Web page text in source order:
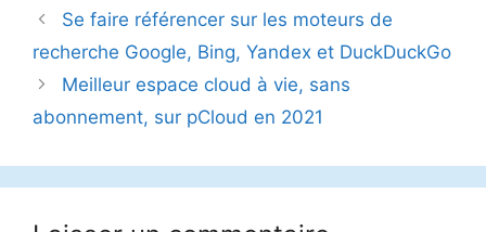
Se faire référencer sur les moteurs de
recherche Google, Bing, Yandex et DuckDuckGo
Meilleur espace cloud à vie, sans
abonnement, sur pCloud en 2021